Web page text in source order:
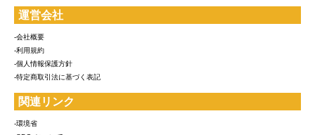
運営会社
-会社概要
-利用規約
-個人情報保護方針
-特定商取引法に基づく表記
関連リンク
-環境省